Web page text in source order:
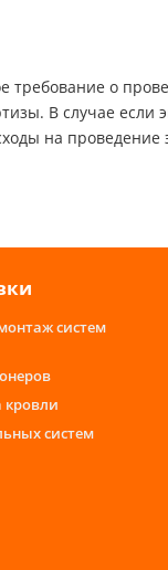
требование о
В случае если
на
систем
кровли
систем